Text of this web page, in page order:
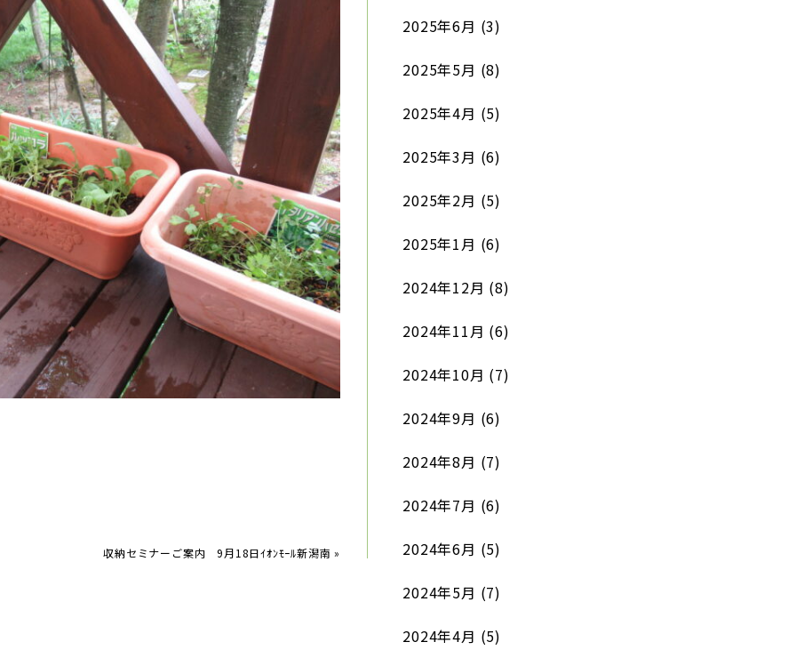
収納セミナーご案内 9月18日ｲｵﾝﾓｰﾙ新潟南 »
2025年6月 (3)
2025年5月 (8)
2025年4月 (5)
2025年3月 (6)
2025年2月 (5)
2025年1月 (6)
2024年12月 (8)
2024年11月 (6)
2024年10月 (7)
2024年9月 (6)
2024年8月 (7)
2024年7月 (6)
2024年6月 (5)
2024年5月 (7)
2024年4月 (5)